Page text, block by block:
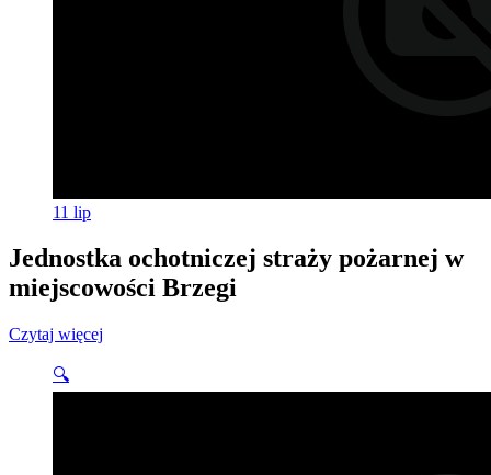
11 lip
Jednostka ochotniczej straży pożarnej w
miejscowości Brzegi
Czytaj więcej
🔍